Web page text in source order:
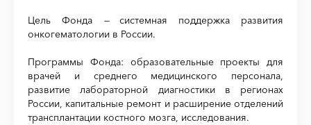
Цель Фонда —системная поддержка развития
онкогематологии в России.
Программы Фонда: образовательные проекты для
врачей и среднего медицинского персонала,
развитие лабораторной диагностики в регионах
России, капитальные ремонт и расширение отделений
трансплантации костного мозга, исследования.